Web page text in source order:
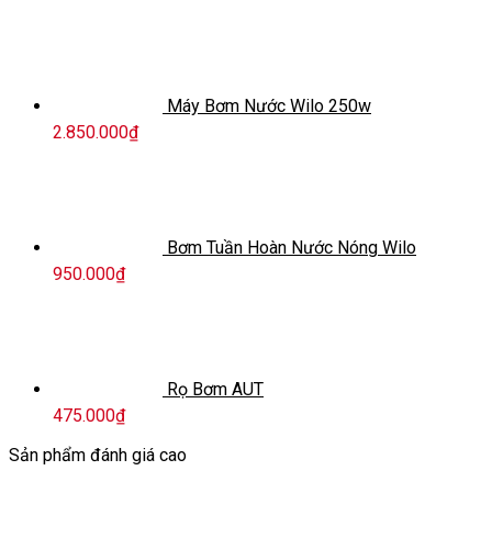
Máy Bơm Nước Wilo 250w
2.850.000₫
Bơm Tuần Hoàn Nước Nóng Wilo
950.000₫
Rọ Bơm AUT
475.000₫
Sản phẩm đánh giá cao